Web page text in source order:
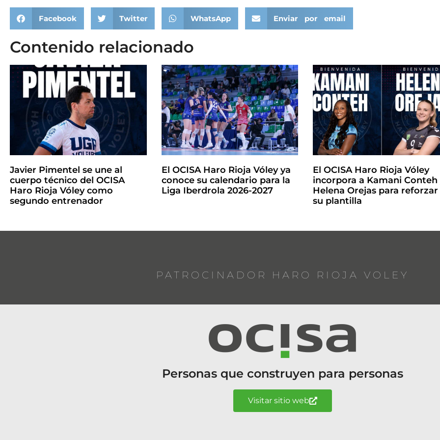
Facebook Twitter WhatsApp Enviar por email
Contenido relacionado
Javier Pimentel se une al
cuerpo técnico del OCISA
Haro Rioja Vóley como
segundo entrenador
El OCISA Haro Rioja Vóley ya
conoce su calendario para la
Liga Iberdrola 2026-2027
El OCISA Haro Rioja Vóley
incorpora a Kamani Conteh
Helena Orejas para reforzar
su plantilla
PATROCINADOR HARO RIOJA VOLEY
Personas que construyen para personas
Visitar sitio web